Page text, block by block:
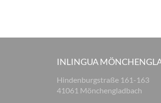
INLINGUA
Hindenburgstraße 161-163
41061 Mönchengladbach